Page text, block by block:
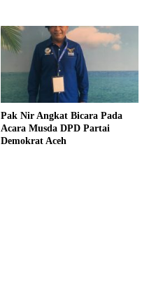
Pak Nir Angkat Bicara Pada
Acara Musda DPD Partai
Demokrat Aceh